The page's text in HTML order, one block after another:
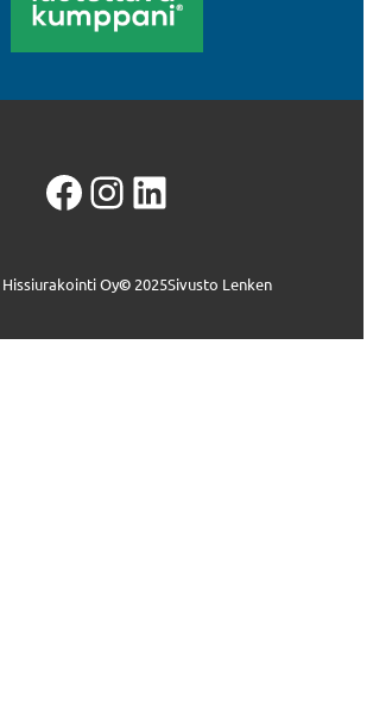
Facebook
Instagram
LinkedIn
Oy©2025Sivusto Lenken